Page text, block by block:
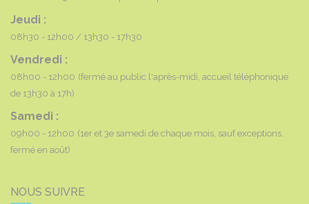
Jeudi :
08h30 - 12h00 13h30 - 17h30
Vendredi :
08h00 - 12h00 (fermé au public l'après-midi, accueil téléphonique
de 13h30 à 17h)
Samedi :
09h00 - 12h00 (1er et 3e samedi de chaque mois, sauf exceptions,
fermé en août)
NOUS SUIVRE